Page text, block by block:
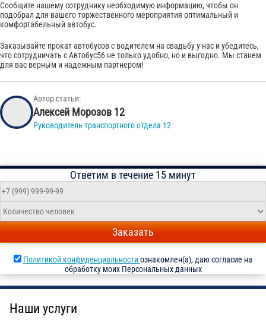
Сообщите нашему сотруднику необходимую информацию, чтобы он
подобрал для вашего торжественного мероприятия оптимальный и
комфортабельный автобус.
Заказывайте прокат автобусов с водителем на свадьбу у нас и убедитесь,
что сотрудничать с Автобус56 не только удобно, но и выгодно. Мы станем
для вас верным и надежным партнером!
Автор статьи:
Алексей Морозов 12
Руководитель транспортного отдела 12
Ответим в течение 15 минут
Заказать
Политикой конфиденциальностиознакомлен(а), даю согласие на
обработку моих Персональных данных
Наши услуги